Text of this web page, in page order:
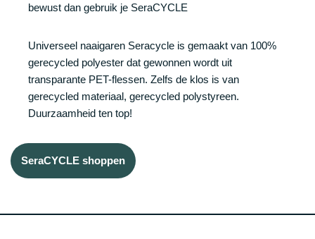
bewust dan gebruik je SeraCYCLE
Universeel naaigaren Seracycle is gemaakt van 100%
gerecycled polyester dat gewonnen wordt uit
transparante PET-flessen. Zelfs de klos is van
gerecycled materiaal, gerecycled polystyreen.
Duurzaamheid ten top!
SeraCYCLE shoppen